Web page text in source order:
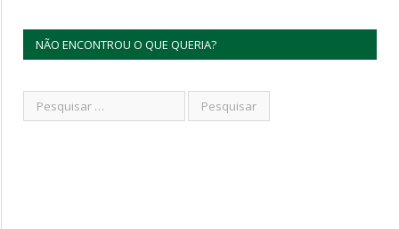
NÃO ENCONTROU O QUE QUERIA?